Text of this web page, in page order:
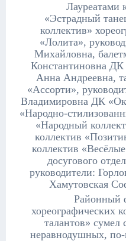
Лауреатами
«Эстрадный
коллектив»
«Лолита»,
Михайловна,
Константиновна
Анна Андреевна,
«Ассорти»,
Владимировна ДК
«Народно-
«Народный
коллектив
коллектив
досугового
руководители:
Хамутовская
Районный
хореографических
талантов» сумел
неравнодушных, по-